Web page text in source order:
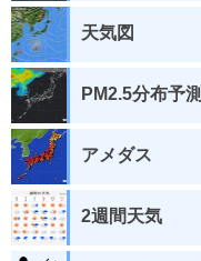
天気図
PM2.5分布予測
アメダス
2週間天気